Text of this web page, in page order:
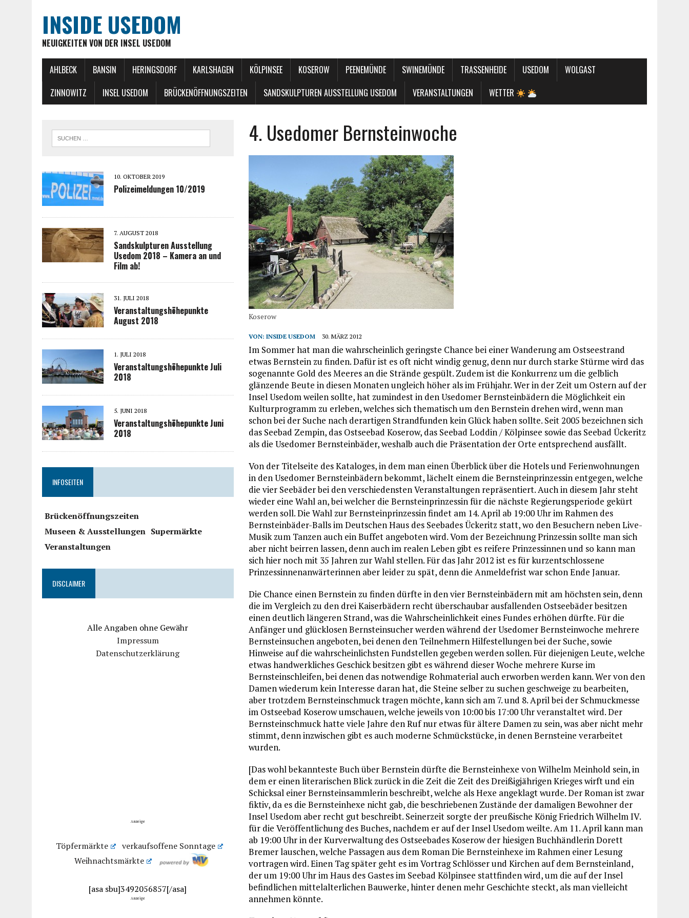
INSIDE USEDOM
NEUIGKEITEN VON DER INSEL USEDOM
AHLBECK BANSIN HERINGSDORF KARLSHAGEN KÖLPINSEE KOSEROW PEENEMÜNDE SWINEMÜNDE TRASSENHEIDE USEDOM
WOLGAST
ZINNOWITZ
INSEL USEDOM BRÜCKENÖFFNUNGSZEITEN SANDSKULPTUREN AUSSTELLUNG USEDOM VERANSTALTUNGEN WETTER
4. Usedomer Bernsteinwoche
Koserow
VON:INSIDE USEDOM 30. MÄRZ 2012
Im Sommer hat man die wahrscheinlich geringste Chance bei einer Wanderung am Ostseestrand
etwas Bernstein zu finden. Dafür ist es oft nicht windig genug, denn nur durch starke Stürme wird das
sogenannte Gold des Meeres an die Strände gespült. Zudem ist die Konkurrenz um die gelblich
glänzende Beute in diesen Monaten ungleich höher als im Frühjahr. Wer in der Zeit um Ostern auf der
Insel Usedom weilen sollte, hat zumindest in den Usedomer Bernsteinbädern die Möglichkeit ein
Kulturprogramm zu erleben, welches sich thematisch um den Bernstein drehen wird, wenn man
schon bei der Suche nach derartigen Strandfunden kein Glück haben sollte. Seit 2005 bezeichnen sich
das Seebad Zempin, das Ostseebad Koserow, das Seebad Loddin / Kölpinsee sowie das Seebad Ückeritz
als die Usedomer Bernsteinbäder, weshalb auch die Präsentation der Orte entsprechend ausfällt.
Von der Titelseite des Kataloges, in dem man einen Überblick über die Hotels und Ferienwohnungen
in den Usedomer Bernsteinbädern bekommt, lächelt einem die Bernsteinprinzessin entgegen, welche
die vier Seebäder bei den verschiedensten Veranstaltungen repräsentiert. Auch in diesem Jahr steht
wieder eine Wahl an, bei welcher die Bernsteinprinzessin für die nächste Regierungsperiode gekürt
werden soll. Die Wahl zur Bernsteinprinzessin findet am 14. April ab 19:00 Uhr im Rahmen des
Bernsteinbäder-Balls im Deutschen Haus des Seebades Ückeritz statt, wo den Besuchern neben Live-
Musik zum Tanzen auch ein Buffet angeboten wird. Vom der Bezeichnung Prinzessin sollte man sich
aber nicht beirren lassen, denn auch im realen Leben gibt es reifere Prinzessinnen und so kann man
sich hier noch mit 35 Jahren zur Wahl stellen. Für das Jahr 2012 ist es für kurzentschlossene
Prinzessinnenanwärterinnen aber leider zu spät, denn die Anmeldefrist war schon Ende Januar.
Die Chance einen Bernstein zu finden dürfte in den vier Bernsteinbädern mit am höchsten sein, denn
die im Vergleich zu den drei Kaiserbädern recht überschaubar ausfallenden Ostseebäder besitzen
einen deutlich längeren Strand, was die Wahrscheinlichkeit eines Fundes erhöhen dürfte. Für die
Anfänger und glücklosen Bernsteinsucher werden während der Usedomer Bernsteinwoche mehrere
Bernsteinsuchen angeboten, bei denen den Teilnehmern Hilfestellungen bei der Suche, sowie
Hinweise auf die wahrscheinlichsten Fundstellen gegeben werden sollen. Für diejenigen Leute, welche
etwas handwerkliches Geschick besitzen gibt es während dieser Woche mehrere Kurse im
Bernsteinschleifen, bei denen das notwendige Rohmaterial auch erworben werden kann. Wer von den
Damen wiederum kein Interesse daran hat, die Steine selber zu suchen geschweige zu bearbeiten,
aber trotzdem Bernsteinschmuck tragen möchte, kann sich am 7. und 8. April bei der Schmuckmesse
im Ostseebad Koserow umschauen, welche jeweils von 10:00 bis 17:00 Uhr veranstaltet wird. Der
Bernsteinschmuck hatte viele Jahre den Ruf nur etwas für ältere Damen zu sein, was aber nicht mehr
stimmt, denn inzwischen gibt es auch moderne Schmückstücke, in denen Bernsteine verarbeitet
wurden.
[Das wohl bekannteste Buch über Bernstein dürfte die Bernsteinhexe von Wilhelm Meinhold sein, in
dem er einen literarischen Blick zurück in die Zeit die Zeit des Dreißigjährigen Krieges wirft und ein
Schicksal einer Bernsteinsammlerin beschreibt, welche als Hexe angeklagt wurde. Der Roman ist zwar
fiktiv, da es die Bernsteinhexe nicht gab, die beschriebenen Zustände der damaligen Bewohner der
Insel Usedom aber recht gut beschreibt. Seinerzeit sorgte der preußische König Friedrich Wilhelm IV.
für die Veröffentlichung des Buches, nachdem er auf der Insel Usedom weilte. Am 11. April kann man
ab 19:00 Uhr in der Kurverwaltung des Ostseebades Koserow der hiesigen Buchhändlerin Dorett
Bremer lauschen, welche Passagen aus dem Roman Die Bernsteinhexe im Rahmen einer Lesung
vortragen wird. Einen Tag später geht es im Vortrag Schlösser und Kirchen auf dem Bernsteinland,
der um 19:00 Uhr im Haus des Gastes im Seebad Kölpinsee stattfinden wird, um die auf der Insel
befindlichen mittelalterlichen Bauwerke, hinter denen mehr Geschichte steckt, als man vielleicht
annehmen könnte.
10. OKTOBER 2019
Polizeimeldungen 10/2019
7. AUGUST 2018
Sandskulpturen Ausstellung
Usedom 2018 – Kamera an und
Film ab!
31. JULI 2018
Veranstaltungshöhepunkte
August 2018
1. JULI 2018
Veranstaltungshöhepunkte Juli
2018
5. JUNI 2018
Veranstaltungshöhepunkte Juni
2018
INFOSEITEN
Brückenöffnungszeiten
Museen & Ausstellungen Supermärkte
Veranstaltungen
DISCLAIMER
Alle Angaben ohne Gewähr
Impressum
Datenschutzerklärung
Anzeige
Töpfermärkte
verkaufsoffene Sonntage
Weihnachtsmärkte
[asa sbu]3492056857[/asa]
Anzeige